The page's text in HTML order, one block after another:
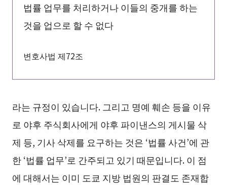
법률 업무를 처리하거나 이들의 중개를 하는
것을 업으로 할 수 없다
변호사법 제72조
라는 규정이 있습니다. 그리고 명예 훼손 등을 이유
로 야후 주식회사에게 야후 파이낸스의 게시물 삭
제 등, 기사 삭제를 요구하는 것은 ‘법률 사건’에 관
한 ‘법률 업무’로 간주되고 있기 때문입니다. 이 점
에 대해서는 이미 도쿄 지방 법원의 판결도 존재합